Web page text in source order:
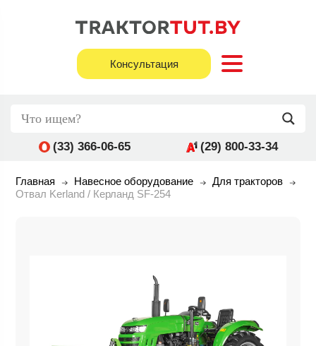
Консультация
(33) 366-06-65 (29) 800-33-34
Главная Навесное оборудование
Для тракторов
Отвал Kerland / Керланд SF-254